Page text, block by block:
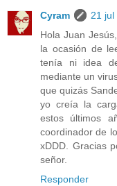
Cyram
21
Hola Juan
la ocasión de
tenía ni idea
mediante un
que quizás
yo creía la
estos últimos
coordinador de
xDDD. Gracias
señor.
Responder